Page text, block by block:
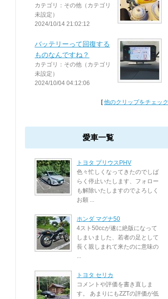
カテゴリ：その他（カテゴリ
未設定）
2024/10/14 21:02:12
バッテリーって回復する
ものなんですね？
カテゴリ：その他（カテゴリ
未設定）
2024/10/04 04:12:06
[他のクリップをチェック
愛車一覧
トヨタ プリウスPHV
色々忙しくなってきたのでしば
らく停止いたします、フォロー
も解除いたしますのでよろしく
お願 ...
ホンダ マグナ50
4スト50ccが遂に絶版になって
しまいました、若者の足として
長く親しまれて来たのに意味の
...
トヨタ セリカ
コメントや評価を書き直しま
す。 あまりにもZZTの評価が低